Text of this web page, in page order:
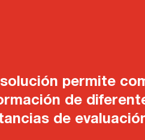
permite
de
de